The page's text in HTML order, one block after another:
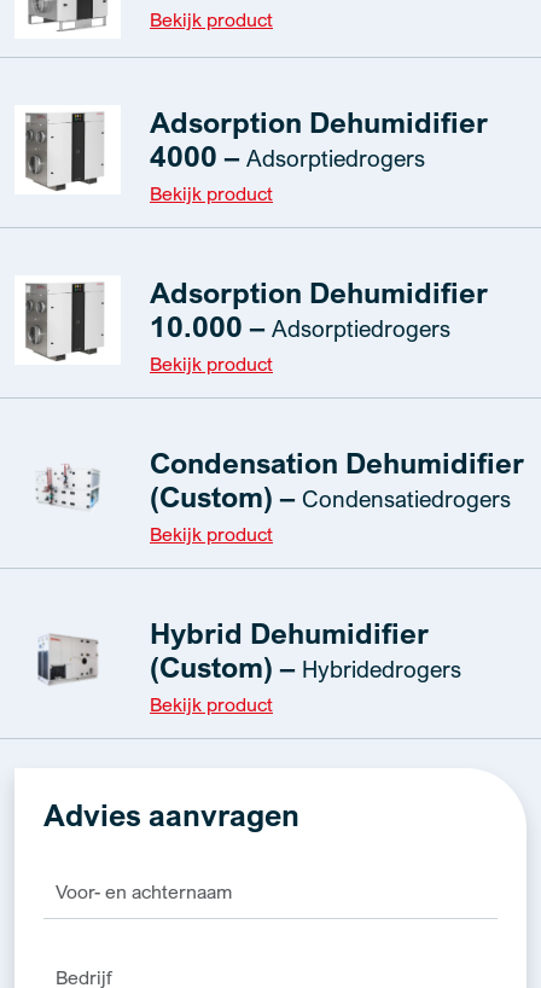
Bekijk product
Adsorption Dehumidifier
4000 – Adsorptiedrogers
Bekijk product
Adsorption Dehumidifier
10.000 – Adsorptiedrogers
Bekijk product
Condensation Dehumidifier
(Custom) – Condensatiedrogers
Bekijk product
Hybrid Dehumidifier
(Custom) – Hybridedrogers
Bekijk product
Advies aanvragen